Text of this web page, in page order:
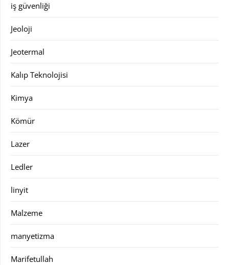
iş güvenliği
Jeoloji
Jeotermal
Kalıp Teknolojisi
Kimya
Kömür
Lazer
Ledler
linyit
Malzeme
manyetizma
Marifetullah